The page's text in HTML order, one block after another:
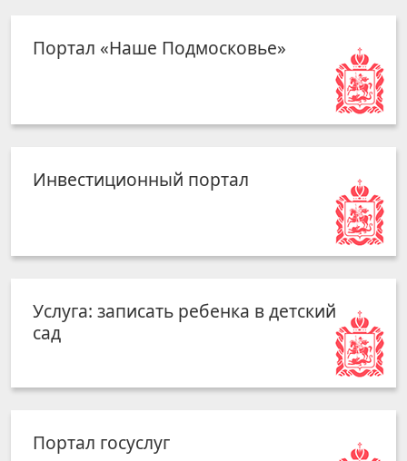
Портал «Наше Подмосковье»
Инвестиционный портал
Услуга: записать ребенка в детский
сад
Портал госуслуг